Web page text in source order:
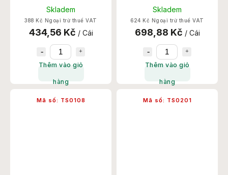
Skladem
388 Kč Ngoại trừ thuế VAT
434,56 Kč / Cái
Thêm vào giỏ
hàng
Skladem
624 Kč Ngoại trừ thuế VAT
698,88 Kč / Cái
Thêm vào giỏ
hàng
Mã số: TS0108 Mã số: TS0201